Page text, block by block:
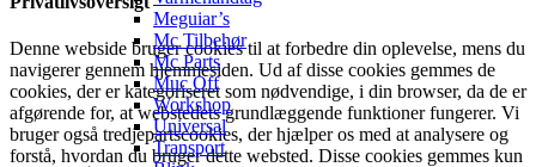
Meguiar’s
Mc Tilbehør
Mc Parts
Muc Off
Workshop
Universal
Transport
Denne webside bruger cookies til at forbedre din oplevelse, mens du
navigerer gennem hjemmesiden. Ud af disse cookies gemmes de
cookies, der er kategoriseret som nødvendige, i din browser, da de er
afgørende for, at webstedets grundlæggende funktioner fungerer. Vi
bruger også tredjepartscookies, der hjælper os med at analysere og
forstå, hvordan du bruger dette websted. Disse cookies gemmes kun